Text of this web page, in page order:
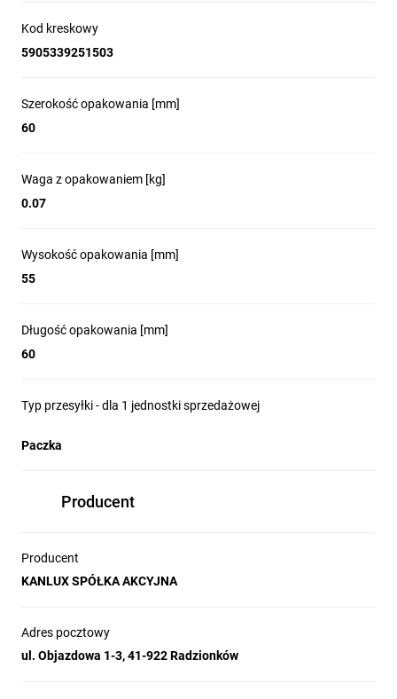
Kod kreskowy
5905339251503
Szerokość opakowania [mm]
60
Waga z opakowaniem [kg]
0.07
Wysokość opakowania [mm]
55
Długość opakowania [mm]
60
Typ przesyłki - dla 1 jednostki sprzedażowej
Paczka
Producent
Producent
KANLUX SPÓŁKA AKCYJNA
Adres pocztowy
ul. Objazdowa 1-3, 41-922 Radzionków